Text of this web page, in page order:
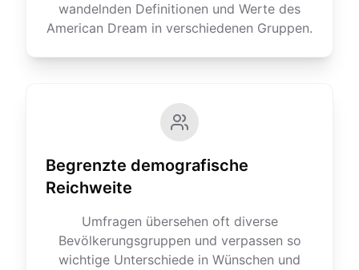
wandelnden Definitionen und Werte des
American Dream in verschiedenen Gruppen.
Begrenzte demografische
Reichweite
Umfragen übersehen oft diverse
Bevölkerungsgruppen und verpassen so
wichtige Unterschiede in Wünschen und